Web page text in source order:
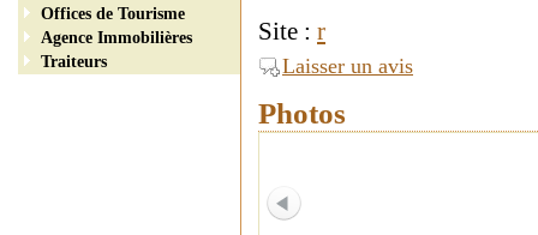
Site : r
Laisser un avis
Photos
Offices de Tourisme
Agence Immobilières
Traiteurs